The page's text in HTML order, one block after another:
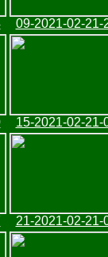
09-2021-02-21-
15-2021-02-21-
21-2021-02-21-